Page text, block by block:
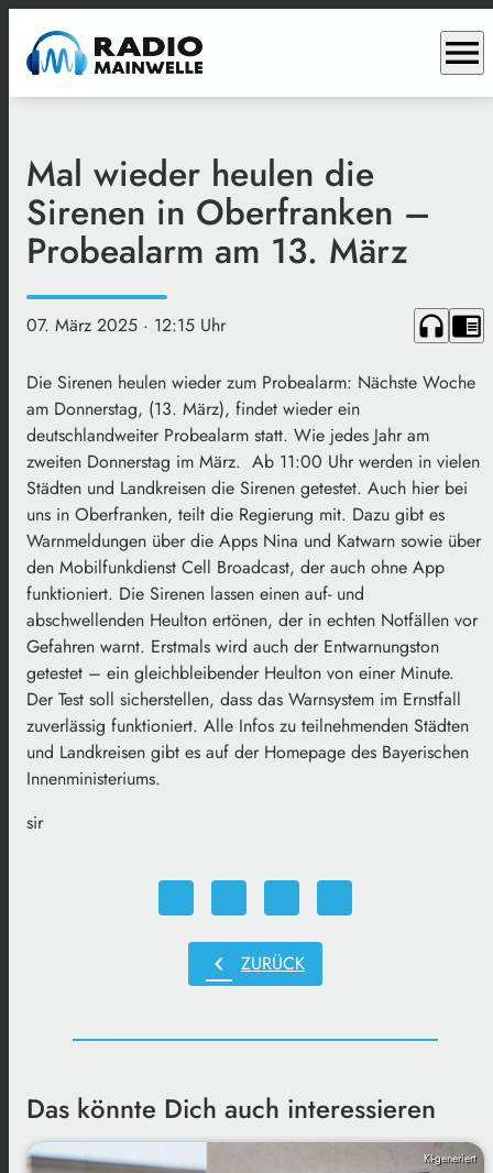
menu
Mal wieder heulen die
Sirenen in Oberfranken –
Probealarm am 13. März
07. März 2025 · 12:15 Uhr headphones chrome_reader_mode
Die Sirenen heulen wieder zum Probealarm: Nächste Woche
am Donnerstag, (13. März), findet wieder ein
deutschlandweiter Probealarm statt. Wie jedes Jahr am
zweiten Donnerstag im März. Ab 11:00 Uhr werden in vielen
Städten und Landkreisen die Sirenen getestet. Auch hier bei
uns in Oberfranken, teilt die Regierung mit. Dazu gibt es
Warnmeldungen über die Apps Nina und Katwarn sowie über
den Mobilfunkdienst Cell Broadcast, der auch ohne App
funktioniert. Die Sirenen lassen einen auf- und
abschwellenden Heulton ertönen, der in echten Notfällen vor
Gefahren warnt. Erstmals wird auch der Entwarnungston
getestet – ein gleichbleibender Heulton von einer Minute.
Der Test soll sicherstellen, dass das Warnsystem im Ernstfall
zuverlässig funktioniert. Alle Infos zu teilnehmenden Städten
und Landkreisen gibt es auf der Homepage des Bayerischen
Innenministeriums.
sir
chevron_left ZURÜCK
Das könnte Dich auch interessieren
KI-generiert